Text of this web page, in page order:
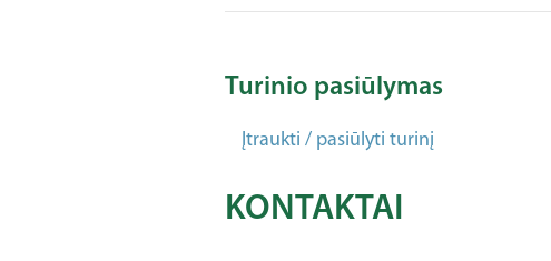
Turinio pasiūlymas
Įtraukti / pasiūlyti turinį
KONTAKTAI